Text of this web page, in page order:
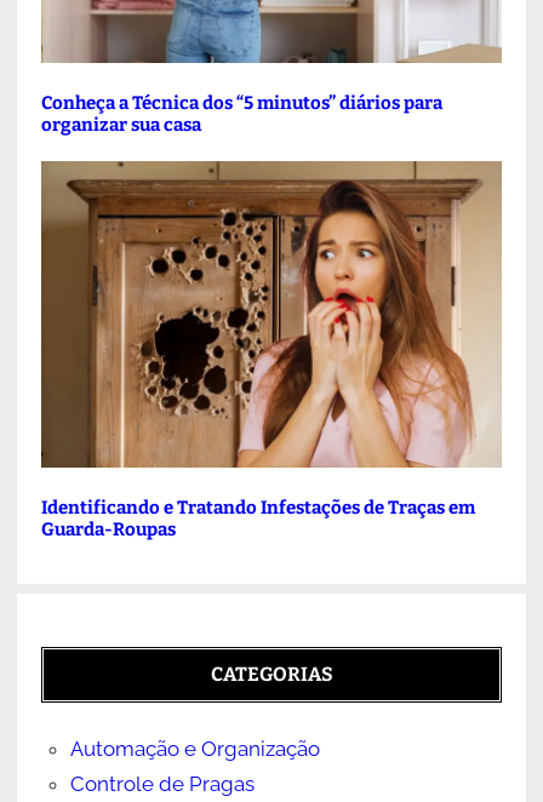
Conheça a Técnica dos “5 minutos” diários para
organizar sua casa
Identificando e Tratando Infestações de Traças em
Guarda-Roupas
CATEGORIAS
Automação e Organização
Controle de Pragas